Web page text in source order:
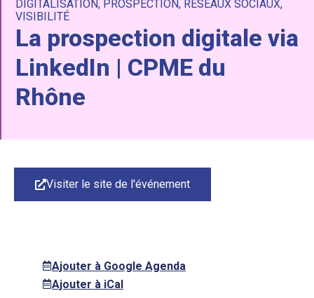
DIGITALISATION, PROSPECTION, RÉSEAUX SOCIAUX,
VISIBILITÉ
La prospection digitale via
LinkedIn | CPME du
Rhône
Visiter le site de l'événement
Ajouter à Google Agenda
Ajouter à iCal